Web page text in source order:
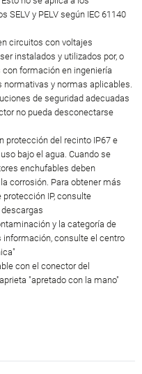
y PELV según IEC 61140
circuitos con voltajes
instalados y utilizados por, o
formación en ingeniería
normativas y normas aplicables.
de seguridad adecuadas
no pueda desconectarse
protección del recinto IP67 e
bajo el agua. Cuando se
enchufables deben
corrosión. Para obtener más
IP, consulte
y la categoría de
consulte el centro
con el conector del
"apretado con la mano"